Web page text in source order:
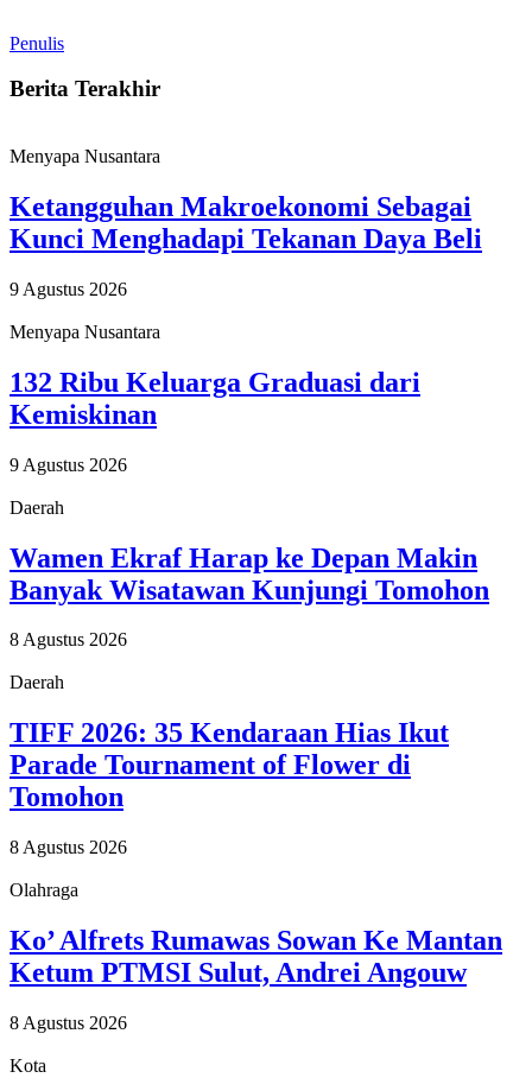
Penulis
Berita Terakhir
Menyapa Nusantara
Ketangguhan Makroekonomi Sebagai
Kunci Menghadapi Tekanan Daya Beli
9 Agustus 2026
Menyapa Nusantara
132 Ribu Keluarga Graduasi dari
Kemiskinan
9 Agustus 2026
Daerah
Wamen Ekraf Harap ke Depan Makin
Banyak Wisatawan Kunjungi Tomohon
8 Agustus 2026
Daerah
TIFF 2026: 35 Kendaraan Hias Ikut
Parade Tournament of Flower di
Tomohon
8 Agustus 2026
Olahraga
Ko’ Alfrets Rumawas Sowan Ke Mantan
Ketum PTMSI Sulut, Andrei Angouw
8 Agustus 2026
Kota